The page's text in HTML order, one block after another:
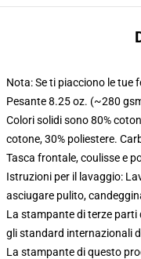
Nota: Se ti piacciono le tue
Pesante 8.25 oz. (~280
Colori solidi sono 80%
cotone, 30% poliestere.
Tasca frontale, coulisse e
Istruzioni per il lavaggio:
asciugare pulito,
La stampante di terze
gli standard internazionali
La stampante di questo